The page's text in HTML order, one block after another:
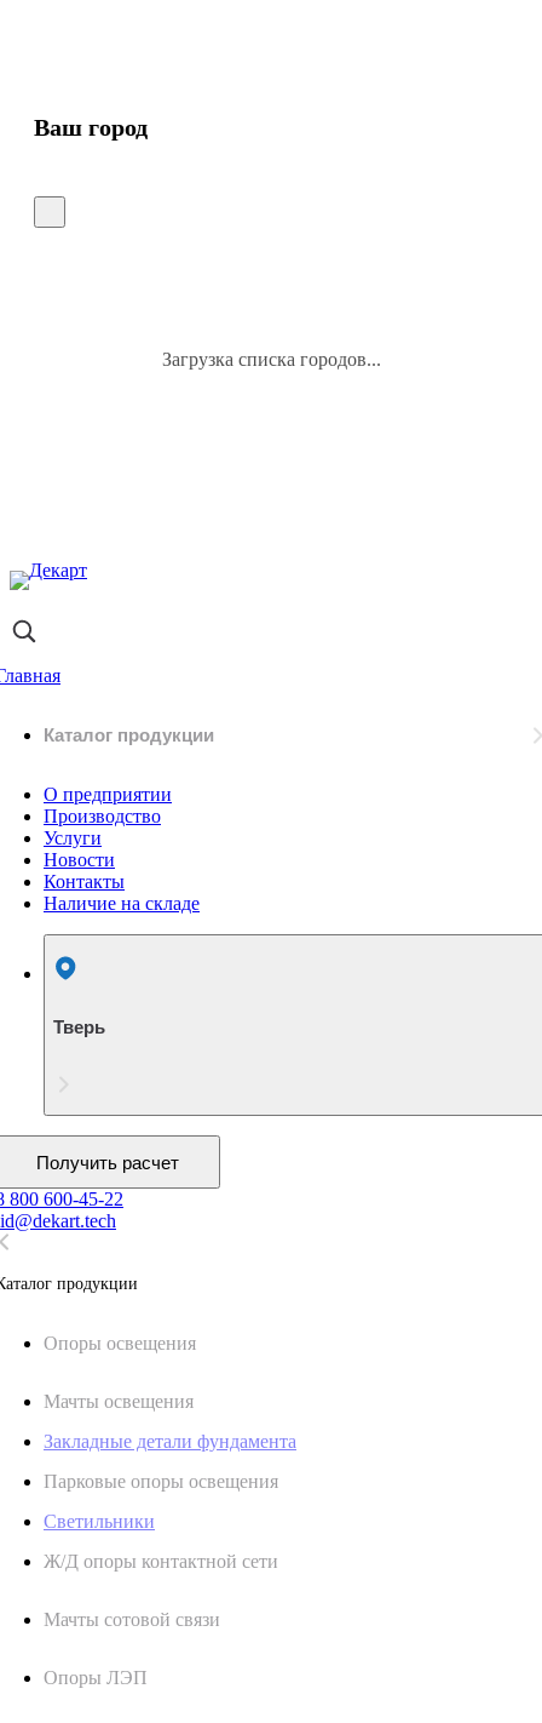
Ваш город
Загрузка списка городов...
Каталог продукции
О предприятии
Производство
Услуги
Новости
Контакты
Наличие на складе
Тверь
Получить расчет
800 600-45-22
продукции
Oпоры oсвeщения
Мачты освещения
Закладные детали фундамента
Парковые опоры освещения
Светильники
Ж/Д опоры контактной сети
Мачты сотовой связи
Опоры ЛЭП